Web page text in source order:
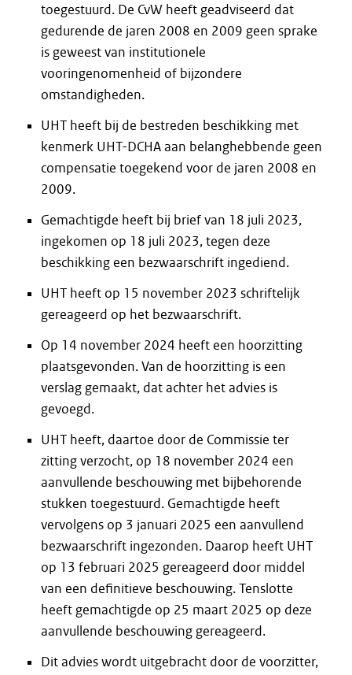
toegestuurd. De CvW heeft geadviseerd dat
gedurende de jaren 2008 en 2009 geen sprake
is geweest van institutionele
vooringenomenheid of bijzondere
omstandigheden.
UHT heeft bij de bestreden beschikking met
kenmerk UHT-DCHA aan belanghebbende geen
compensatie toegekend voor de jaren 2008 en
2009.
Gemachtigde heeft bij brief van 18 juli 2023,
ingekomen op 18 juli 2023, tegen deze
beschikking een bezwaarschrift ingediend.
UHT heeft op 15 november 2023 schriftelijk
gereageerd op het bezwaarschrift.
Op 14 november 2024 heeft een hoorzitting
plaatsgevonden. Van de hoorzitting is een
verslag gemaakt, dat achter het advies is
gevoegd.
UHT heeft, daartoe door de Commissie ter
zitting verzocht, op 18 november 2024 een
aanvullende beschouwing met bijbehorende
stukken toegestuurd. Gemachtigde heeft
vervolgens op 3 januari 2025 een aanvullend
bezwaarschrift ingezonden. Daarop heeft UHT
op 13 februari 2025 gereageerd door middel
van een definitieve beschouwing. Tenslotte
heeft gemachtigde op 25 maart 2025 op deze
aanvullende beschouwing gereageerd.
Dit advies wordt uitgebracht door de voorzitter,